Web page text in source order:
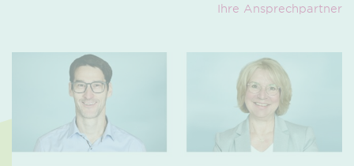
Ihre Ansprech­partner